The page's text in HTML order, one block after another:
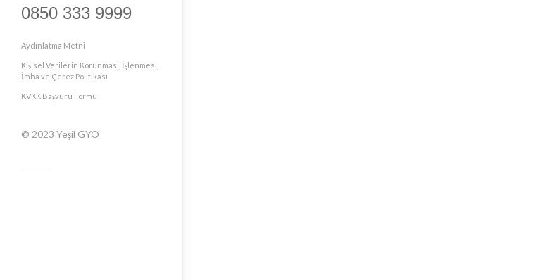
0850 333 9999
Aydınlatma Metni
Kişisel Verilerin Korunması, İşlenmesi,
İmha ve Çerez Politikası
KVKK Başvuru Formu
© 2023 Yeşil GYO